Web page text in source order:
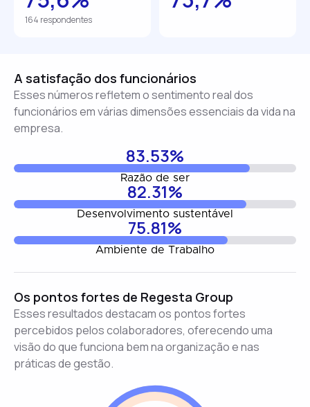
164 respondentes
A satisfação dos funcionários
Esses números refletem o sentimento real dos
funcionários em várias dimensões essenciais da vida na
empresa.
83.53%
Razão de ser
82.31%
Desenvolvimento sustentável
75.81%
Ambiente de Trabalho
Os pontos fortes de Regesta Group
Esses resultados destacam os pontos fortes
percebidos pelos colaboradores, oferecendo uma
visão do que funciona bem na organização e nas
práticas de gestão.